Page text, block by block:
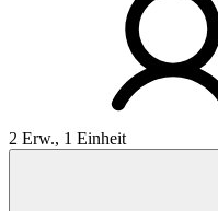
2 Erw., 1 Einheit